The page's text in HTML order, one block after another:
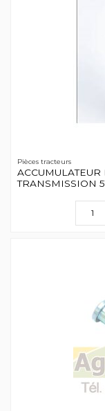
Pièces tracteurs
TRANSMISSION